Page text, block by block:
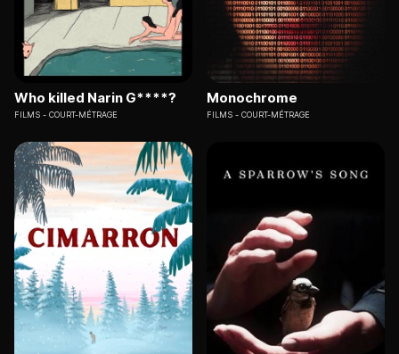
Who killed Narin G****?
FILMS COURT-MÉTRAGE
Monochrome
FILMS COURT-MÉTRAGE